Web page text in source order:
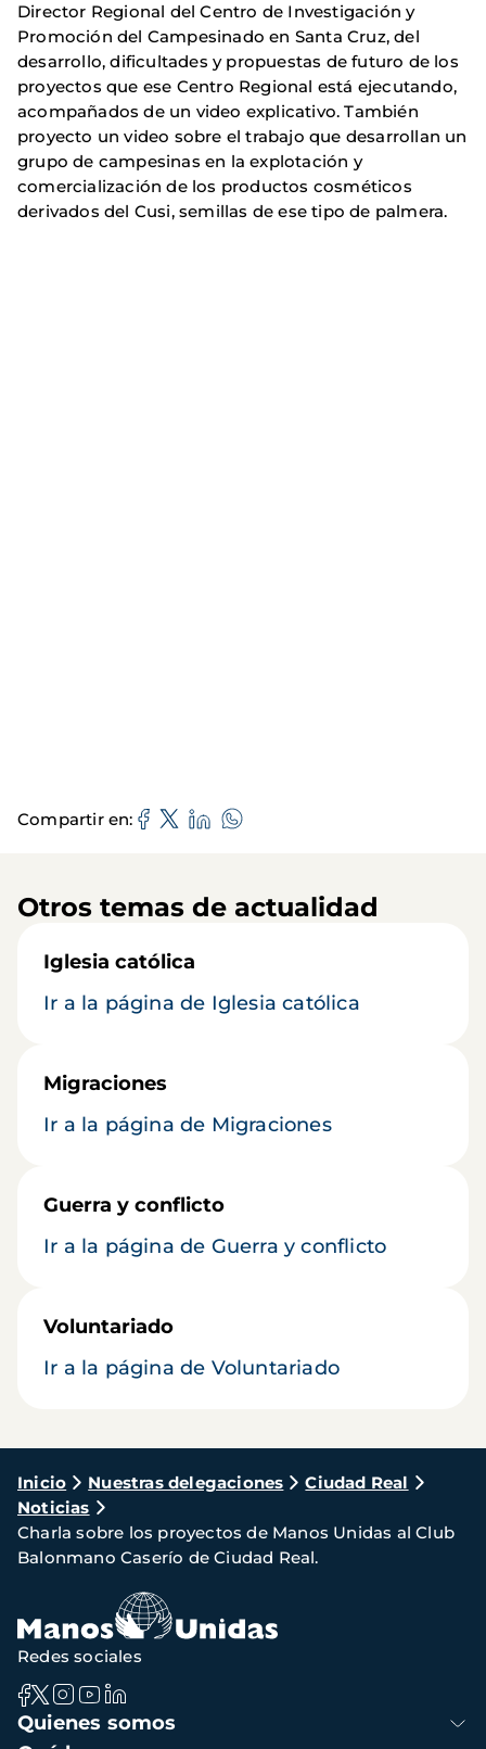
Director Regional del Centro de Investigación y
Promoción del Campesinado en Santa Cruz, del
desarrollo, dificultades y propuestas de futuro de los
proyectos que ese Centro Regional está ejecutando,
acompañados de un video explicativo. También
proyecto un video sobre el trabajo que desarrollan un
grupo de campesinas en la explotación y
comercialización de los productos cosméticos
derivados del Cusi, semillas de ese tipo de palmera.
Compartir en
Otros temas de actualidad
Iglesia católica
Ir a la página de Iglesia católica
Migraciones
Ir a la página de Migraciones
Guerra y conflicto
Ir a la página de Guerra y conflicto
Voluntariado
Ir a la página de Voluntariado
Ruta
de
navegación
Inicio Nuestras delegaciones
Ciudad Real
Noticias
Charla sobre los proyectos de Manos Unidas al Club
Balonmano Caserío de Ciudad Real.
Navegación
principal
Quienes somos
Redes sociales